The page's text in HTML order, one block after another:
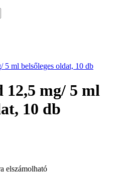
5 ml belsőleges oldat, 10 db
12,5 mg/ 5 ml
10 db
elszámolható